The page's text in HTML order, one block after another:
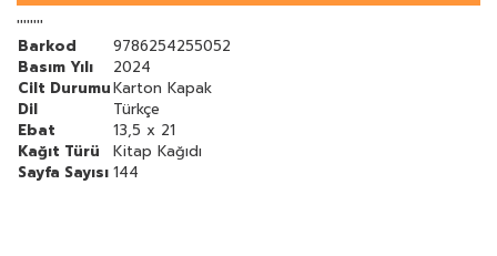
''''''''
Barkod
9786254255052
Basım Yılı
2024
Cilt DurumuKarton Kapak
Dil
Türkçe
Ebat
13,5 x 21
Kağıt Türü
Kitap Kağıdı
Sayfa Sayısı 144